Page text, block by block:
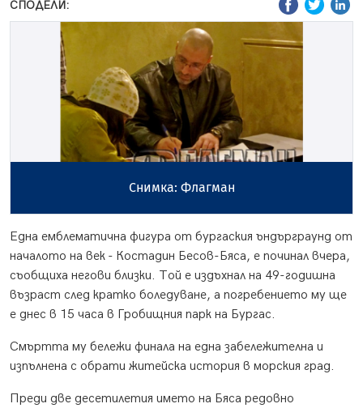
СПОДЕЛИ:
Снимка: Флагман
Една емблематична фигура от бургаския ъндърграунд от
началото на век - Костадин Бесов-Бяса, е починал вчера,
съобщиха негови близки. Той е издъхнал на 49-годишна
възраст след кратко боледуване, а погребението му ще
е днес в 15 часа в Гробищния парк на Бургас.
Смъртта му бележи финала на една забележителна и
изпълнена с обрати житейска история в морския град.
Преди две десетилетия името на Бяса редовно